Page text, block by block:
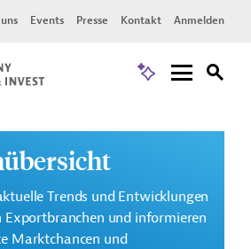
Events Presse Kontakt Anmelden
Trends und Entwicklungen
Exportbranchen und informieren
Marktchancen und